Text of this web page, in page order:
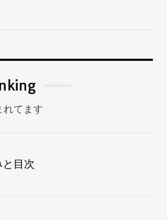
れてます
と目次